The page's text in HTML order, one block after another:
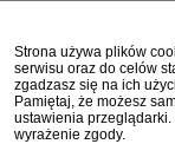
Strona używa plików
serwisu oraz do celów
zgadzasz się na ich
Pamiętaj, że możesz
ustawienia
wyrażenie zgody.